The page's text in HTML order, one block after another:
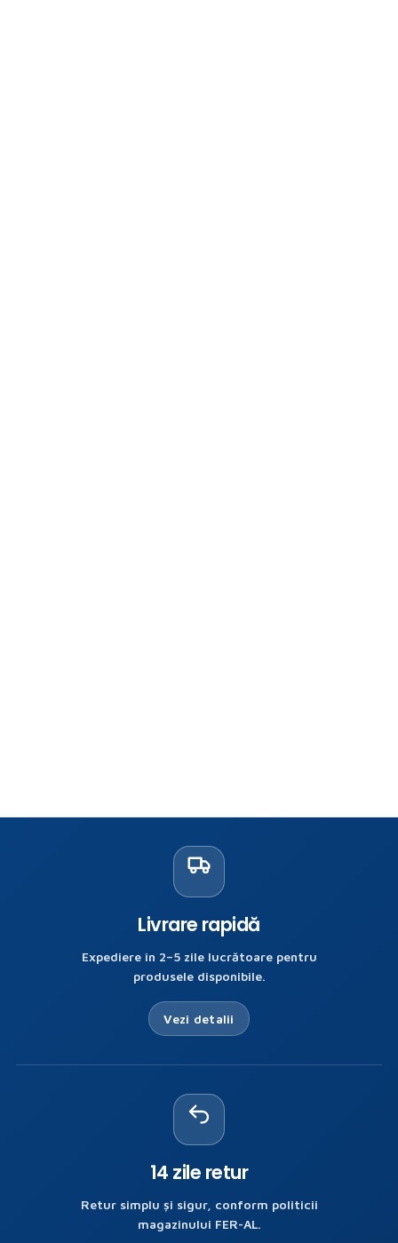
Livrare rapidă
Expediere în 2–5 zile lucrătoare pentru
produsele disponibile.
Vezi detalii
14 zile retur
Retur simplu și sigur, conform politicii
magazinului FER-AL.